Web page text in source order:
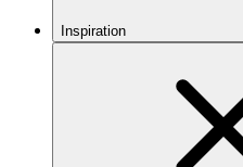
Inspiration